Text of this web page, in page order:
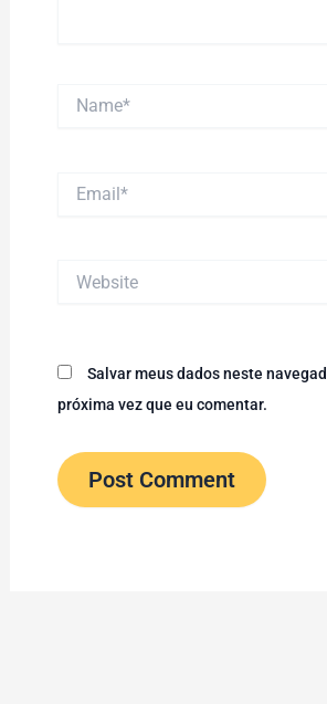
Salvar meus dados neste
próxima vez que eu comentar.